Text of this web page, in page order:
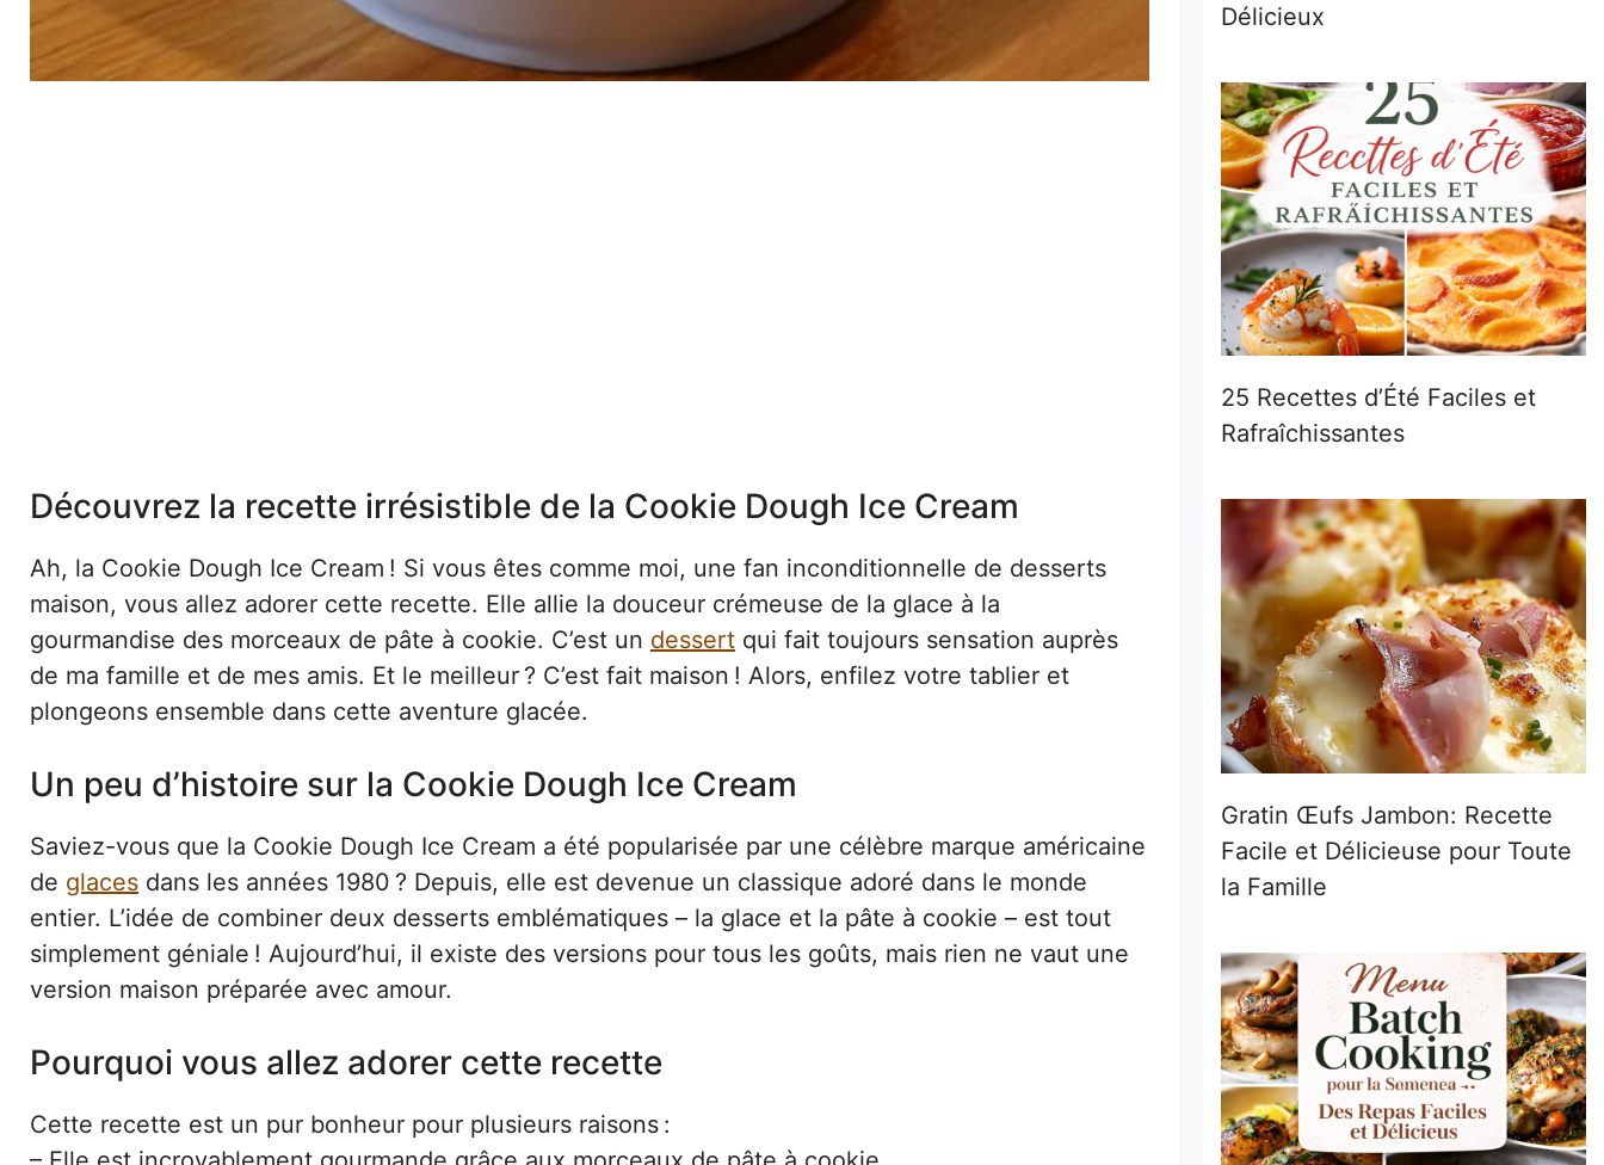
Découvrez la recette irrésistible de la Cookie Dough Ice Cream
Ah, la Cookie Dough Ice Cream ! Si vous êtes comme moi, une fan inconditionnelle de desserts
maison, vous allez adorer cette recette. Elle allie la douceur crémeuse de la glace à la
gourmandise des morceaux de pâte à cookie. C’est un dessert qui fait toujours sensation auprès
de ma famille et de mes amis. Et le meilleur ? C’est fait maison ! Alors, enfilez votre tablier et
plongeons ensemble dans cette aventure glacée.
Un peu d’histoire sur la Cookie Dough Ice Cream
Saviez-vous que la Cookie Dough Ice Cream a été popularisée par une célèbre marque américaine
de glaces dans les années 1980 ? Depuis, elle est devenue un classique adoré dans le monde
entier. L’idée de combiner deux desserts emblématiques – la glace et la pâte à cookie – est tout
simplement géniale ! Aujourd’hui, il existe des versions pour tous les goûts, mais rien ne vaut une
version maison préparée avec amour.
Pourquoi vous allez adorer cette recette
Cette recette est un pur bonheur pour plusieurs raisons :
Délicieux
25 Recettes d’Été Faciles et
Rafraîchissantes
Gratin Œufs Jambon: Recette
Facile et Délicieuse pour Toute
la Famille